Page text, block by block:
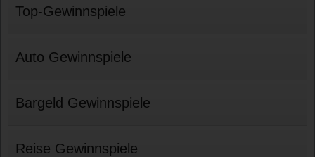
Top-Gewinnspiele
Auto Gewinnspiele
Bargeld Gewinnspiele
Reise Gewinnspiele